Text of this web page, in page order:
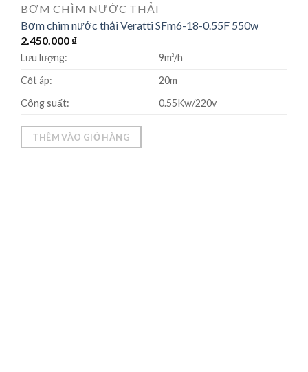
BƠM CHÌM NƯỚC THẢI
Bơm chìm nước thải Veratti SFm6-18-0.55F 550w
2.450.000 ₫
Lưu lượng:
9m³/h
Cột áp:
20m
Công suất:
0.55Kw/220v
THÊM VÀO GIỎ HÀNG